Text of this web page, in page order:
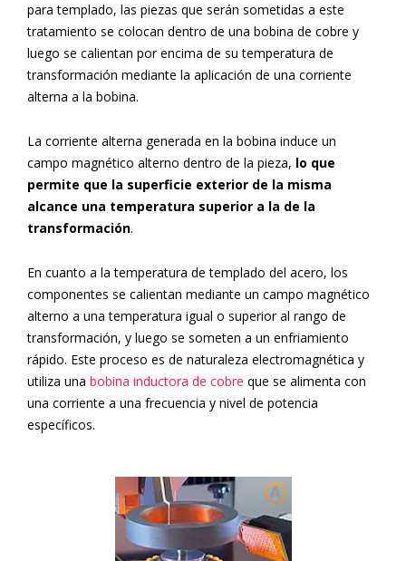
para templado, las piezas que serán sometidas a este
tratamiento se colocan dentro de una bobina de cobre y
luego se calientan por encima de su temperatura de
transformación mediante la aplicación de una corriente
alterna a la bobina.
La corriente alterna generada en la bobina induce un
campo magnético alterno dentro de la pieza, lo que
permite que la superficie exterior de la misma
alcance una temperatura superior a la de la
transformación.
En cuanto a la temperatura de templado del acero, los
componentes se calientan mediante un campo magnético
alterno a una temperatura igual o superior al rango de
transformación, y luego se someten a un enfriamiento
rápido. Este proceso es de naturaleza electromagnética y
utiliza una bobina inductora de cobre que se alimenta con
una corriente a una frecuencia y nivel de potencia
específicos.